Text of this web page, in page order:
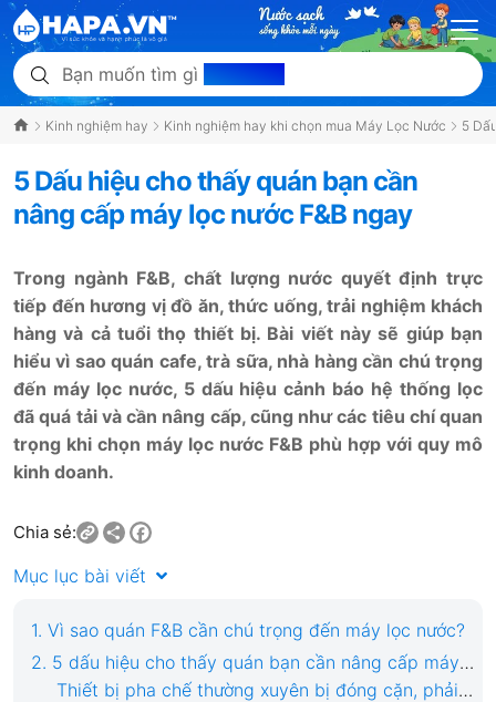
Bạn muốn tìm gì hôm nay?
Kinh nghiệm hay Kinh nghiệm hay khi chọn mua Máy Lọc Nước 5
5 Dấu hiệu cho thấy quán bạn cần
nâng cấp máy lọc nước F&B ngay
Trong ngành F&B, chất lượng nước quyết định trực
tiếp đến hương vị đồ ăn, thức uống, trải nghiệm khách
hàng và cả tuổi thọ thiết bị. Bài viết này sẽ giúp bạn
hiểu vì sao quán cafe, trà sữa, nhà hàng cần chú trọng
đến máy lọc nước, 5 dấu hiệu cảnh báo hệ thống lọc
đã quá tải và cần nâng cấp, cũng như các tiêu chí quan
trọng khi chọn máy lọc nước F&B phù hợp với quy mô
kinh doanh.
Chia sẻ: Share
Mục lục bài viết
1. Vì sao quán F&B cần chú trọng đến máy lọc nước?
2. 5 dấu hiệu cho thấy quán bạn cần nâng cấp máy lọc nước F&B
Thiết bị pha chế thường xuyên bị đóng cặn, phải vệ sinh nhiều lần